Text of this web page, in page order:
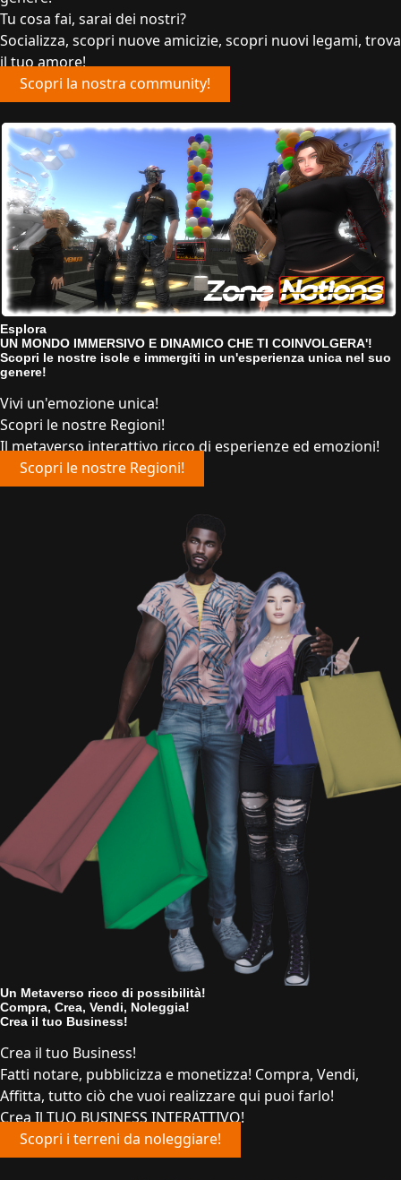
Tu cosa fai, sarai dei nostri?
Socializza, scopri nuove amicizie, scopri nuovi legami, trova
il tuo amore!
Scopri la nostra community!
Esplora
UN MONDO IMMERSIVO E DINAMICO CHE TI COINVOLGERA'!
Scopri le nostre isole e immergiti in un'esperienza unica nel suo
genere!
Vivi un'emozione unica!
Scopri le nostre Regioni!
Il metaverso interattivo ricco di esperienze ed emozioni!
Scopri le nostre Regioni!
Un Metaverso ricco di possibilità!
Compra, Crea, Vendi, Noleggia!
Crea il tuo Business!
Crea il tuo Business!
Fatti notare, pubblicizza e monetizza! Compra, Vendi,
Affitta, tutto ciò che vuoi realizzare qui puoi farlo!
Crea Il TUO BUSINESS INTERATTIVO!
Scopri i terreni da noleggiare!